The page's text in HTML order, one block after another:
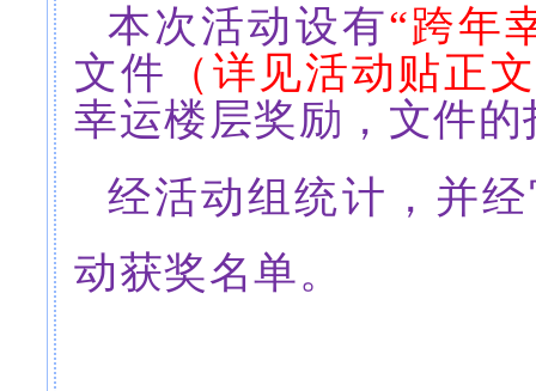
本次活动设有“跨年
文件 （详见活动贴正文
幸运楼层奖励，文件
经活动组统计，并
动获奖名单。